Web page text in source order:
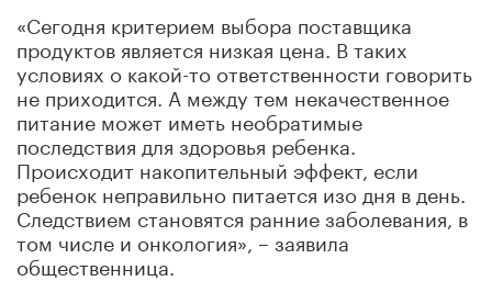
«Сегодня критерием выбора поставщика
продуктов является низкая цена. В таких
условиях о какой-то ответственности говорить
не приходится. А между тем некачественное
питание может иметь необратимые
последствия для здоровья ребенка.
Происходит накопительный эффект, если
ребенок неправильно питается изо дня в день.
Следствием становятся ранние заболевания, в
том числе и онкология», – заявила
общественница.